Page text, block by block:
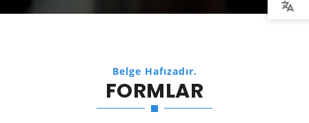
Belge Hafızadır.
FORMLAR